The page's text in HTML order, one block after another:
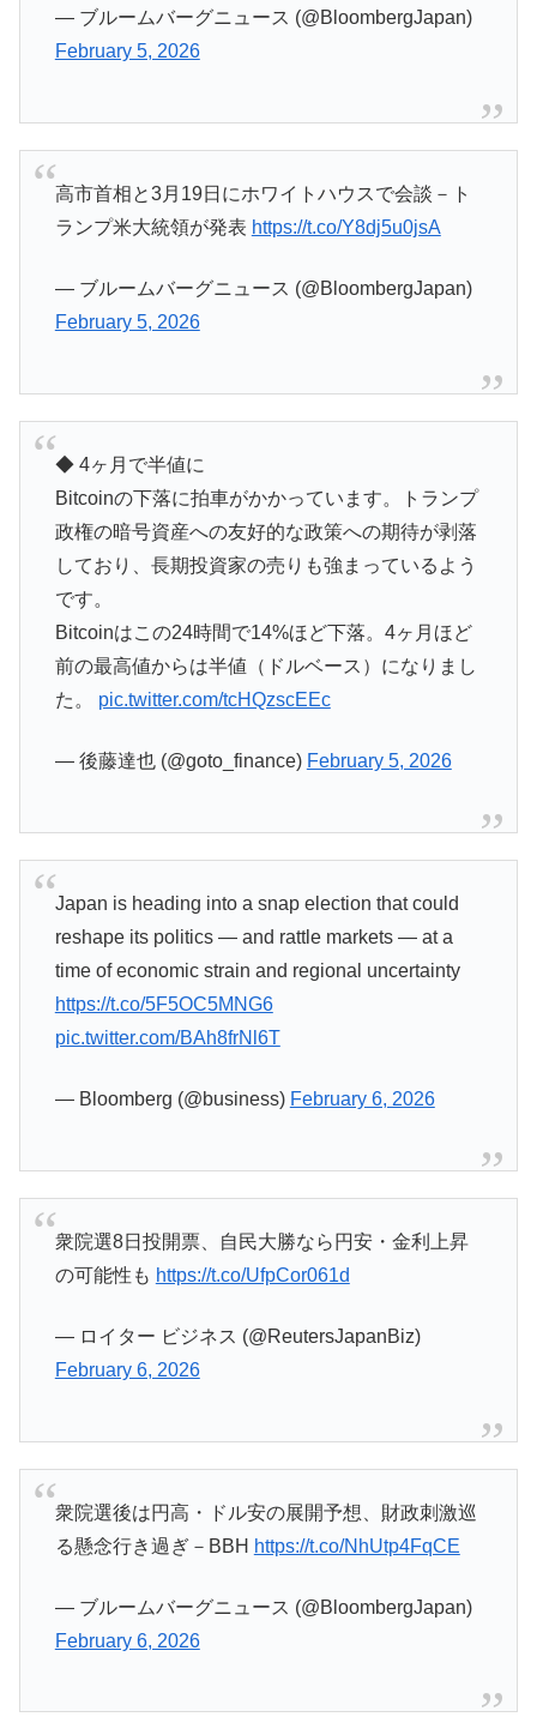
— ブルームバーグニュース (@BloombergJapan)
February 5, 2026
高市首相と3月19日にホワイトハウスで会談－ト
ランプ米大統領が発表 https://t.co/Y8dj5u0jsA
— ブルームバーグニュース (@BloombergJapan)
February 5, 2026
◆ 4ヶ月で半値に
Bitcoinの下落に拍車がかかっています。トランプ
政権の暗号資産への友好的な政策への期待が剥落
しており、長期投資家の売りも強まっているよう
です。
Bitcoinはこの24時間で14%ほど下落。4ヶ月ほど
前の最高値からは半値（ドルベース）になりまし
た。 pic.twitter.com/tcHQzscEEc
— 後藤達也 (@goto_finance) February 5, 2026
Japan is heading into a snap election that could
reshape its politics — and rattle markets — at a
time of economic strain and regional uncertainty
https://t.co/5F5OC5MNG6
pic.twitter.com/BAh8frNl6T
— Bloomberg (@business) February 6, 2026
衆院選8日投開票、自民大勝なら円安・金利上昇
の可能性も https://t.co/UfpCor061d
— ロイター ビジネス (@ReutersJapanBiz)
February 6, 2026
衆院選後は円高・ドル安の展開予想、財政刺激巡
る懸念行き過ぎ－BBH https://t.co/NhUtp4FqCE
— ブルームバーグニュース (@BloombergJapan)
February 6, 2026